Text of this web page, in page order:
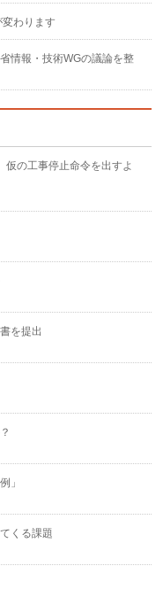
わります
情報・技術WGの議論を整
仮の工事停止命令を出すよ
を提出
」
くる課題